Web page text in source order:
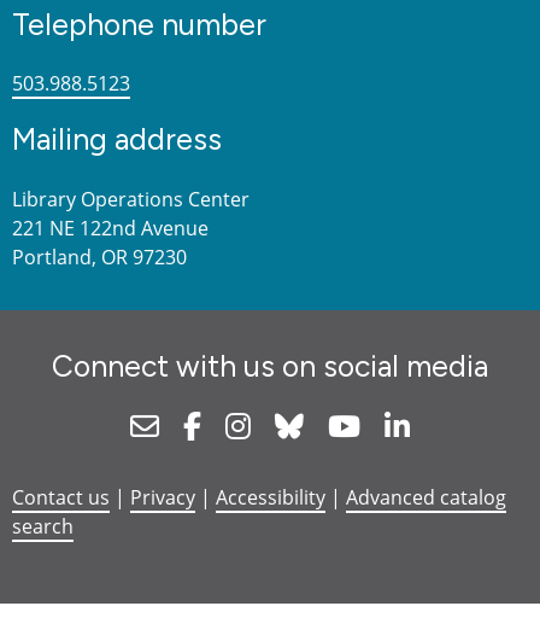
Telephone number
503.988.5123
Mailing address
Library Operations Center
221 NE 122nd Avenue
Portland, OR 97230
Connect with us on social media
NewsletterFacebookInstagram
Bluesky Youtube
Contact us | Privacy | Accessibility | Advanced catalog
search